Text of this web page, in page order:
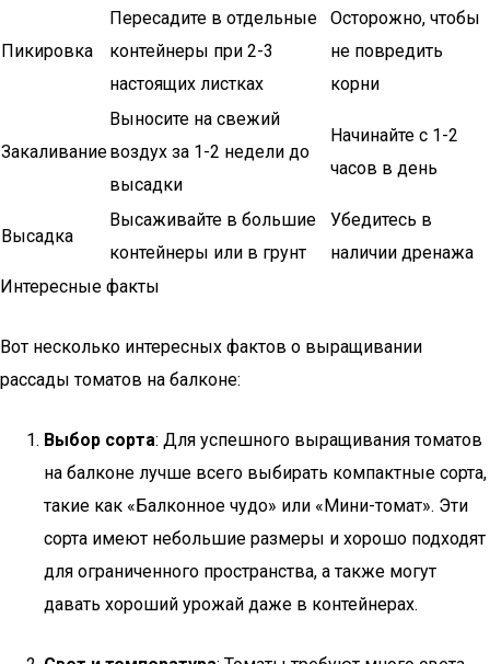
Пикировка
Пересадите в отдельные
контейнеры при 2-3
настоящих листках
Осторожно, чтобы
не повредить
корни
Закаливание
Выносите на свежий
воздух за 1-2 недели до
высадки
Начинайте с 1-2
часов в день
Высадка
Высаживайте в большие
контейнеры или в грунт
Убедитесь в
наличии дренажа
Интересные факты
Вот несколько интересных фактов о выращивании
рассады томатов на балконе:
Выбор сорта: Для успешного выращивания томатов
на балконе лучше всего выбирать компактные сорта,
такие как «Балконное чудо» или «Мини-томат». Эти
сорта имеют небольшие размеры и хорошо подходят
для ограниченного пространства, а также могут
давать хороший урожай даже в контейнерах.